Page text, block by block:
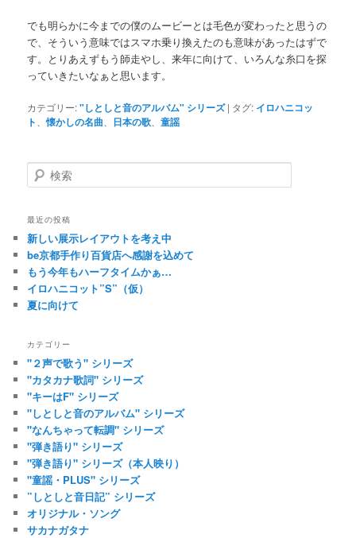
でも明らかに今までの僕のムービーとは毛色が変わったと思うの
で、そういう意味ではスマホ乗り換えたのも意味があったはずで
す。とりあえずもう師走やし、来年に向けて、いろんな糸口を探
っていきたいなぁと思います。
カテゴリー:"しとしと音のアルバム" シリーズ | タグ: イロハニコッ
ト
、懐かしの名曲 日本の歌 、童謡
検
索
最近の投稿
新しい展示レイアウトを考え中
be京都手作り百貨店へ感謝を込めて
もう今年もハーフタイムかぁ…
イロハニコット”S”（仮）
夏に向けて
カテゴリー
"２声で歌う" シリーズ
"カタカナ歌詞" シリーズ
"キーはF" シリーズ
"しとしと音のアルバム" シリーズ
"なんちゃって転調" シリーズ
"弾き語り" シリーズ
"弾き語り" シリーズ（本人映り）
"童謡・PLUS" シリーズ
”しとしと音日記” シリーズ
オリジナル・ソング
サカナガタナ